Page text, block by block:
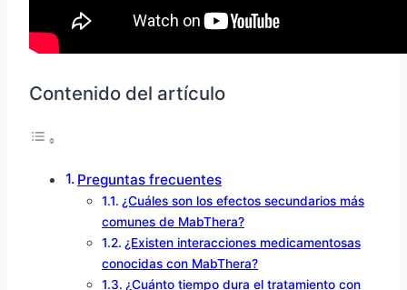
Contenido del artículo
Preguntas frecuentes
¿Cuáles son los efectos secundarios más
comunes de MabThera?
¿Existen interacciones medicamentosas
conocidas con MabThera?
¿Cuánto tiempo dura el tratamiento con